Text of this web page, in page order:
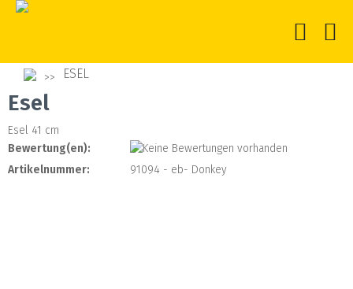
ESEL
Esel
Esel 41 cm
Bewertung(en):
Artikelnummer:
91094 - eb- Donkey